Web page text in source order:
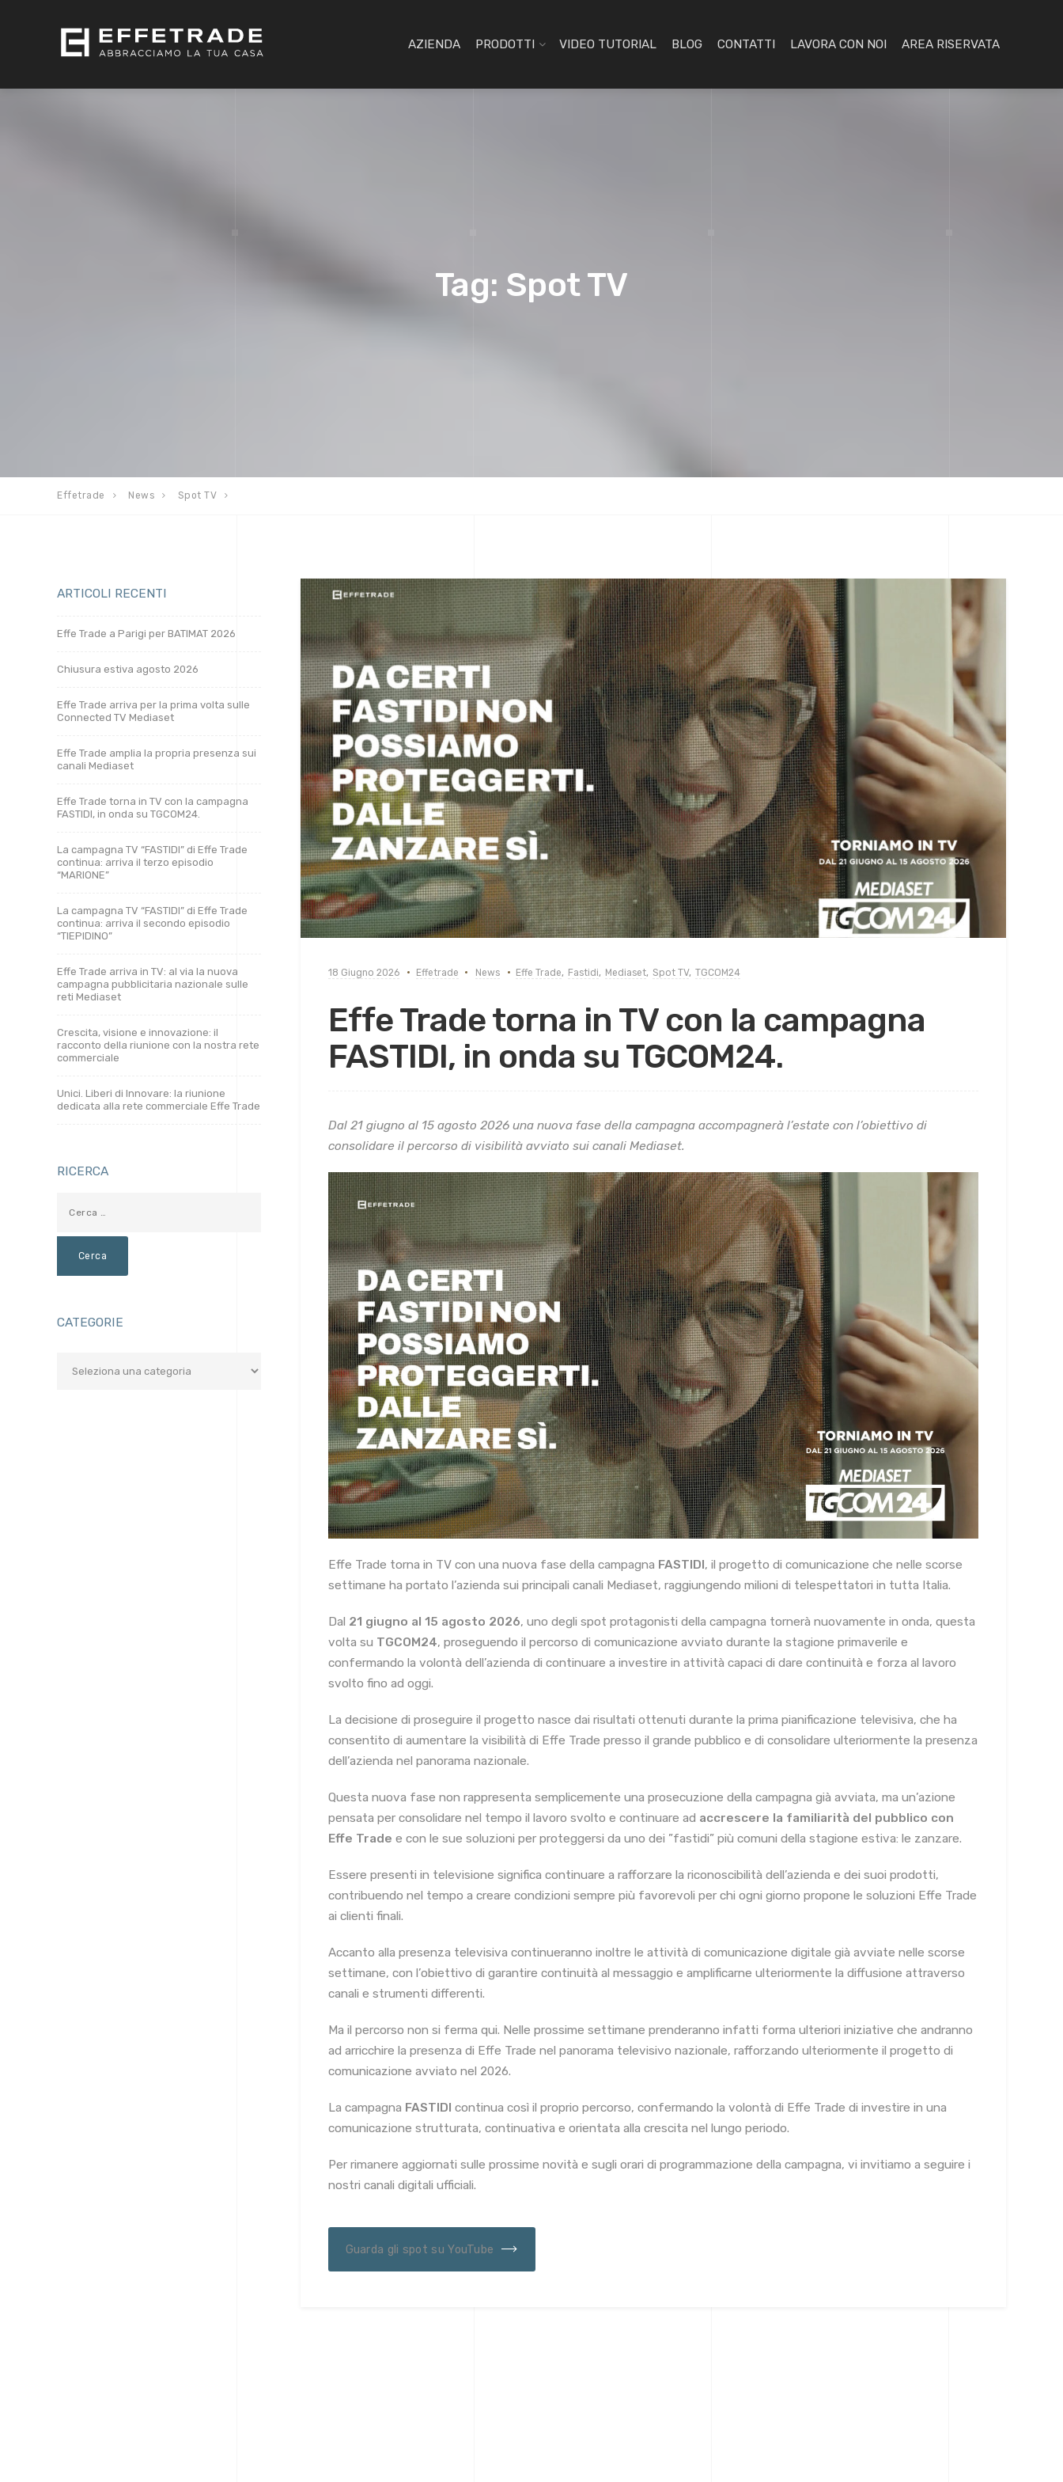
AZIENDA PRODOTTI VIDEO TUTORIAL BLOG CONTATTI LAVORA CON NOI AREA RISERVATA
Tag: Spot TV
Effetrade News Spot TV
18 Giugno 2026 Effetrade News Effe Trade, Fastidi, Mediaset, Spot TV, TGCOM24
Effe Trade torna in TV con la campagna
FASTIDI, in onda su TGCOM24.
Dal 21 giugno al 15 agosto 2026 una nuova fase della campagna accompagnerà l’estate con l’obiettivo di
consolidare il percorso di visibilità avviato sui canali Mediaset.
Effe Trade torna in TV con una nuova fase della campagna FASTIDI, il progetto di comunicazione che nelle scorse
settimane ha portato l’azienda sui principali canali Mediaset, raggiungendo milioni di telespettatori in tutta Italia.
Dal 21 giugno al 15 agosto 2026, uno degli spot protagonisti della campagna tornerà nuovamente in onda, questa
volta su TGCOM24, proseguendo il percorso di comunicazione avviato durante la stagione primaverile e
confermando la volontà dell’azienda di continuare a investire in attività capaci di dare continuità e forza al lavoro
svolto fino ad oggi.
La decisione di proseguire il progetto nasce dai risultati ottenuti durante la prima pianificazione televisiva, che ha
consentito di aumentare la visibilità di Effe Trade presso il grande pubblico e di consolidare ulteriormente la presenza
dell’azienda nel panorama nazionale.
Questa nuova fase non rappresenta semplicemente una prosecuzione della campagna già avviata, ma un’azione
pensata per consolidare nel tempo il lavoro svolto e continuare ad accrescere la familiarità del pubblico con
Effe Trade e con le sue soluzioni per proteggersi da uno dei ”fastidi” più comuni della stagione estiva: le zanzare.
Essere presenti in televisione significa continuare a rafforzare la riconoscibilità dell’azienda e dei suoi prodotti,
contribuendo nel tempo a creare condizioni sempre più favorevoli per chi ogni giorno propone le soluzioni Effe Trade
ai clienti finali.
Accanto alla presenza televisiva continueranno inoltre le attività di comunicazione digitale già avviate nelle scorse
settimane, con l’obiettivo di garantire continuità al messaggio e amplificarne ulteriormente la diffusione attraverso
canali e strumenti differenti.
Ma il percorso non si ferma qui. Nelle prossime settimane prenderanno infatti forma ulteriori iniziative che andranno
ad arricchire la presenza di Effe Trade nel panorama televisivo nazionale, rafforzando ulteriormente il progetto di
comunicazione avviato nel 2026.
La campagna FASTIDI continua così il proprio percorso, confermando la volontà di Effe Trade di investire in una
comunicazione strutturata, continuativa e orientata alla crescita nel lungo periodo.
Per rimanere aggiornati sulle prossime novità e sugli orari di programmazione della campagna, vi invitiamo a seguire i
nostri canali digitali ufficiali.
Guarda gli spot su YouTube
ARTICOLI RECENTI
Effe Trade a Parigi per BATIMAT 2026
Chiusura estiva agosto 2026
Effe Trade arriva per la prima volta sulle
Connected TV Mediaset
Effe Trade amplia la propria presenza sui
canali Mediaset
Effe Trade torna in TV con la campagna
FASTIDI, in onda su TGCOM24.
La campagna TV “FASTIDI” di Effe Trade
continua: arriva il terzo episodio
“MARIONE”
La campagna TV “FASTIDI” di Effe Trade
continua: arriva il secondo episodio
“TIEPIDINO”
Effe Trade arriva in TV: al via la nuova
campagna pubblicitaria nazionale sulle
reti Mediaset
Crescita, visione e innovazione: il
racconto della riunione con la nostra rete
commerciale
Unici. Liberi di Innovare: la riunione
dedicata alla rete commerciale Effe Trade
RICERCA
CATEGORIE